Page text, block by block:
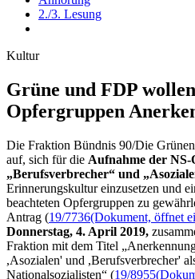
2./3. Lesung
Kultur
Grüne und FDP
Opfergruppen
Die Fraktion Bündnis 90/Die
auf, sich für die Aufnahme der
„Berufsverbrecher“ und
Erinnerungskultur einzusetzen und
beachteten Opfergruppen zu
Antrag (19/7736(Dokument, öffnet
Donnerstag, 4. April 2019,
Fraktion mit dem Titel
,Asozialen' und ,Berufsverbrecher'
Nationalsozialisten“ (19/8955